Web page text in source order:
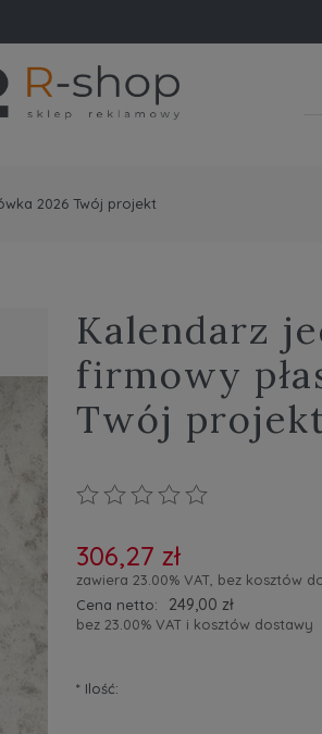
2026 Twój projekt
Kalendarz
firmowy
Twój
306,27 zł
zawiera 23.00% VAT, bez kosztów
Cena netto:
249,00 zł
bez 23.00% VAT i kosztów dostawy
* Ilość: